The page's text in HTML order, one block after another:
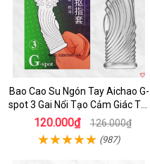
Bao Cao Su Ngón Tay Aichao G-
spot 3 Gai Nổi Tạo Cảm Giác Tột
Đỉnh
120.000₫ 126.000₫
(987)